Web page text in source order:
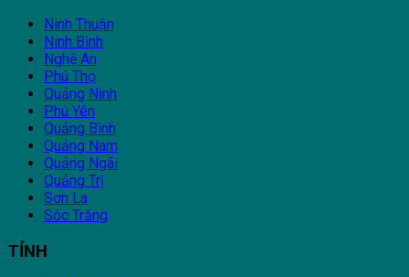
Ninh Thuận
Ninh Bình
Nghệ An
Phú Thọ
Quảng Ninh
Phú Yên
Quảng Bình
Quảng Nam
Quảng Ngãi
Quảng Trị
Sơn La
Sóc Trăng
TỈNH